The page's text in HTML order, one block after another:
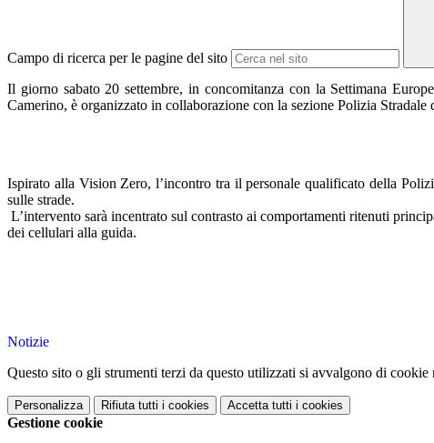
Campo di ricerca per le pagine del sito
Il giorno sabato 20 settembre, in concomitanza con la Settimana
Camerino, è organizzato in collaborazione con la sezione Polizia
Ispirato alla Vision Zero, l’incontro tra il personale qualificato della
sulle strade.
L’intervento sarà incentrato sul contrasto ai comportamenti ritenuti
dei cellulari alla guida.
Notizie
Questo sito o gli strumenti terzi da questo utilizzati si avvalgono di
Personalizza Rifiuta tutti i cookies Accetta tutti i cookies
Gestione cookie